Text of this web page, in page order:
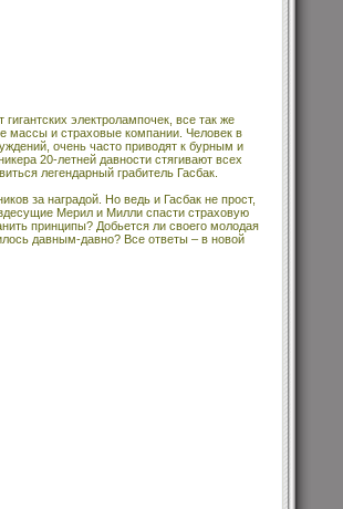
электролампочек, все так же
массы и страховые компании. Человек в
очень часто приводят к бурным и
20-летней давности стягивают всех
легендарный грабитель Гасбак.
за наградой. Но ведь и Гасбак не прост,
Мерил и Милли спасти страховую
принципы? Добьется ли своего молодая
давным-давно? Все ответы – в новой